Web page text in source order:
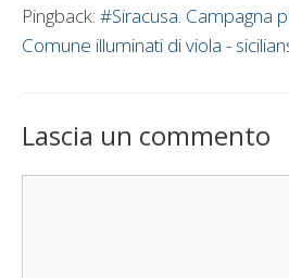
Pingback: #Siracusa. Campagna
Comune illuminati di viola -
Lascia un commento